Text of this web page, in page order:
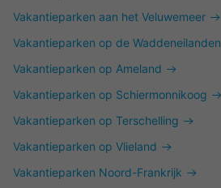
Vakantieparken aan het Veluwemeer
Vakantieparken op de Waddeneilanden
Vakantieparken op Ameland
Vakantieparken op Schiermonnikoog
Vakantieparken op Terschelling
Vakantieparken op Vlieland
Vakantieparken Noord-Frankrijk